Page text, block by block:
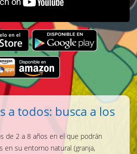
a todos: busca a los
de 2 a 8 años en el que podrán
en su entorno natural (granja,